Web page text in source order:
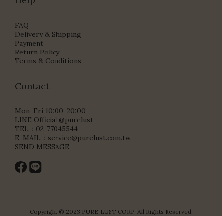
FAQ
Delivery & Shipping
Payment
Return Policy
Terms & Conditions
Contact
Mon-Fri 10:00-20:00
LINE Official @purelust
TEL：02-77045544
E-MAIL： service@purelust.com.tw
SEND MESSAGE
Copyright © 2023 PURE LUST CORP. All Rights Reserved.